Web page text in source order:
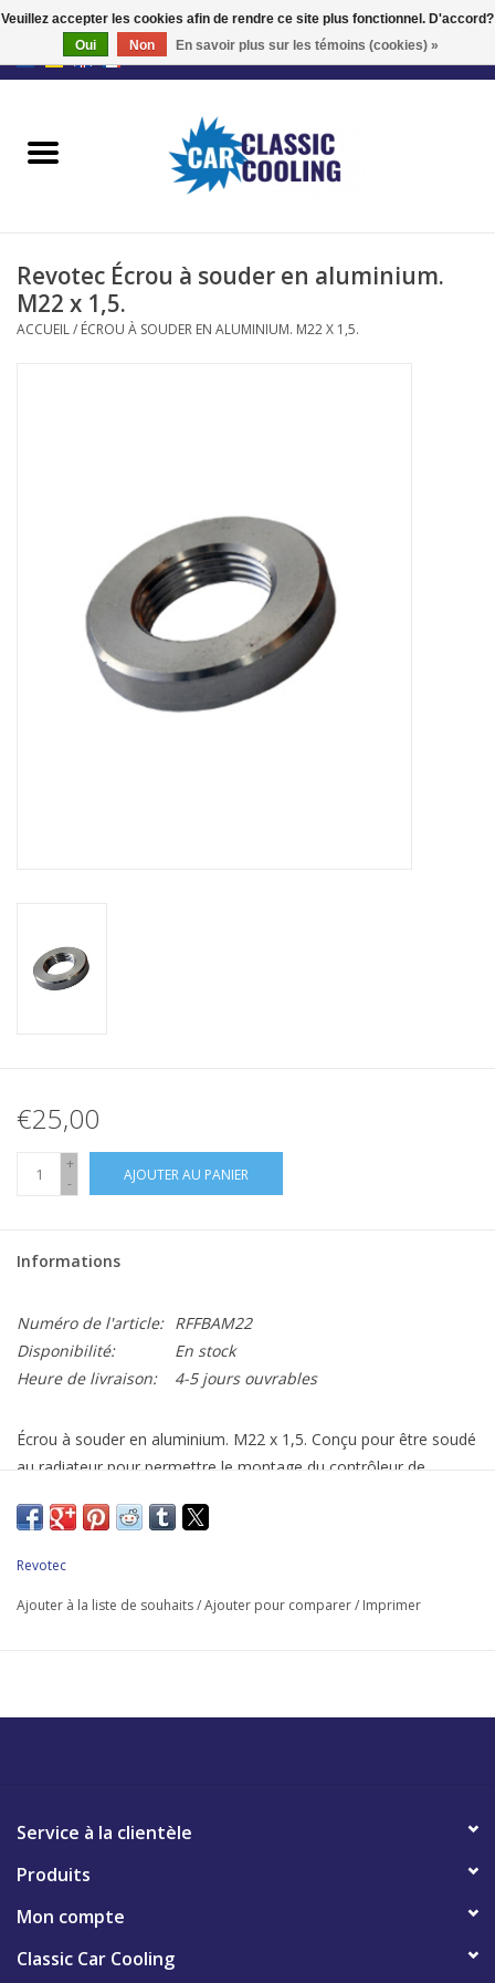
EUR/GBP 0 Articles - €0,00
Kits complets
Le régulateur
Revotec Écrou à souder en aluminium.
M22 x 1,5.
ACCUEIL/ ÉCROU À SOUDER EN ALUMINIUM. M22 X 1,5.
€25,00
+
-
AJOUTER AU PANIER
Informations
Numéro de l'article: RFFBAM22
Disponibilité:
En stock
Heure de livraison:
4-5 jours ouvrables
Écrou à souder en aluminium. M22 x 1,5. Conçu pour être soudé
au radiateur pour permettre le montage du contrôleur de
Revotec
Ajouter à la liste de souhaits/Ajouter pour comparer/ Imprimer
Service à la clientèle
Produits
Mon compte
Classic Car Cooling
Veuillez accepter les cookies afin de rendre ce site plus fonctionnel. D'accord?
Oui
Non En savoir plus sur les témoins (cookies) »